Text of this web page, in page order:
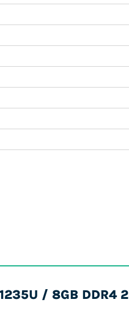
/ 8GB DDR4